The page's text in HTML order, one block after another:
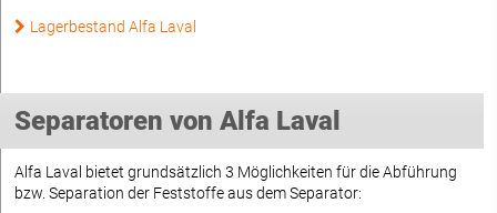
Lagerbestand Alfa Laval
Separatoren von Alfa Laval
Alfa Laval bietet grundsätzlich 3 Möglichkeiten für die Abführung
bzw. Separation der Feststoffe aus dem Separator: